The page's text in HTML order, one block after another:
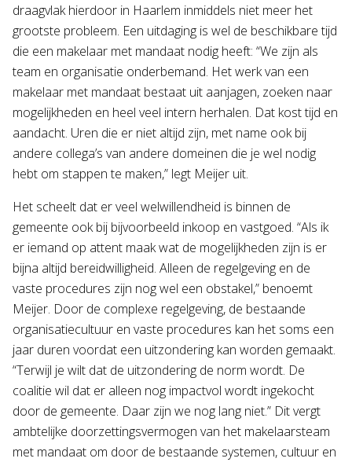
draagvlak hierdoor in Haarlem inmiddels niet meer het
grootste probleem. Een uitdaging is wel de beschikbare tijd
die een makelaar met mandaat nodig heeft: “We zijn als
team en organisatie onderbemand. Het werk van een
makelaar met mandaat bestaat uit aanjagen, zoeken naar
mogelijkheden en heel veel intern herhalen. Dat kost tijd en
aandacht. Uren die er niet altijd zijn, met name ook bij
andere collega’s van andere domeinen die je wel nodig
hebt om stappen te maken,” legt Meijer uit.
Het scheelt dat er veel welwillendheid is binnen de
gemeente ook bij bijvoorbeeld inkoop en vastgoed. “Als ik
er iemand op attent maak wat de mogelijkheden zijn is er
bijna altijd bereidwilligheid. Alleen de regelgeving en de
vaste procedures zijn nog wel een obstakel,” benoemt
Meijer. Door de complexe regelgeving, de bestaande
organisatiecultuur en vaste procedures kan het soms een
jaar duren voordat een uitzondering kan worden gemaakt.
“Terwijl je wilt dat de uitzondering de norm wordt. De
coalitie wil dat er alleen nog impactvol wordt ingekocht
door de gemeente. Daar zijn we nog lang niet.” Dit vergt
ambtelijke doorzettingsvermogen van het makelaarsteam
met mandaat om door de bestaande systemen, cultuur en